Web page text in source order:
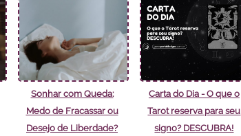
Sonhar com Queda:
Medo de Fracassar ou
Desejo de Liberdade?
Carta do Dia - O que o
Tarot reserva para seu
signo? DESCUBRA!